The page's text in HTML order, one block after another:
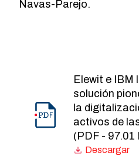
Navas-Parejo.
Elewit e IBM
solución
la
activos de
(PDF - 97.01